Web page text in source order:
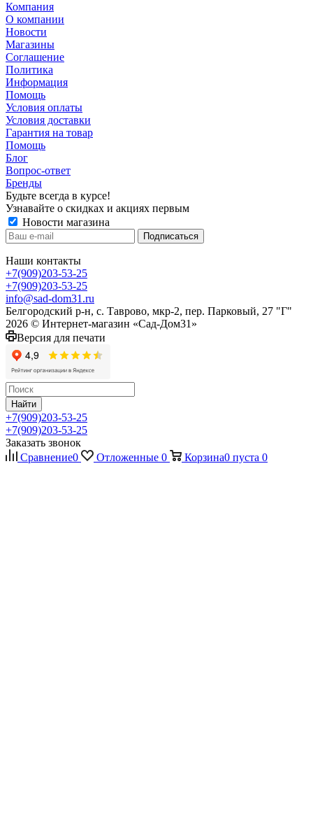
Компания
О компании
Новости
Магазины
Соглашение
Политика
Информация
Помощь
Условия оплаты
Условия доставки
Гарантия на товар
Помощь
Блог
Вопрос-ответ
Бренды
Будьте всегда в курсе!
Узнавайте о скидках и акциях первым
Новости магазина
Наши контакты
+7(909)203-53-25
+7(909)203-53-25
info@sad-dom31.ru
Белгородский р-н, с. Таврово, мкр-2, пер. Парковый, 27 "Г"
2026 © Интернет-магазин «Сад-Дом31»
Версия для печати
Найти
+7(909)203-53-25
+7(909)203-53-25
Заказать звонок
Сравнение0 Отложенные 0 Корзина0 пуста 0